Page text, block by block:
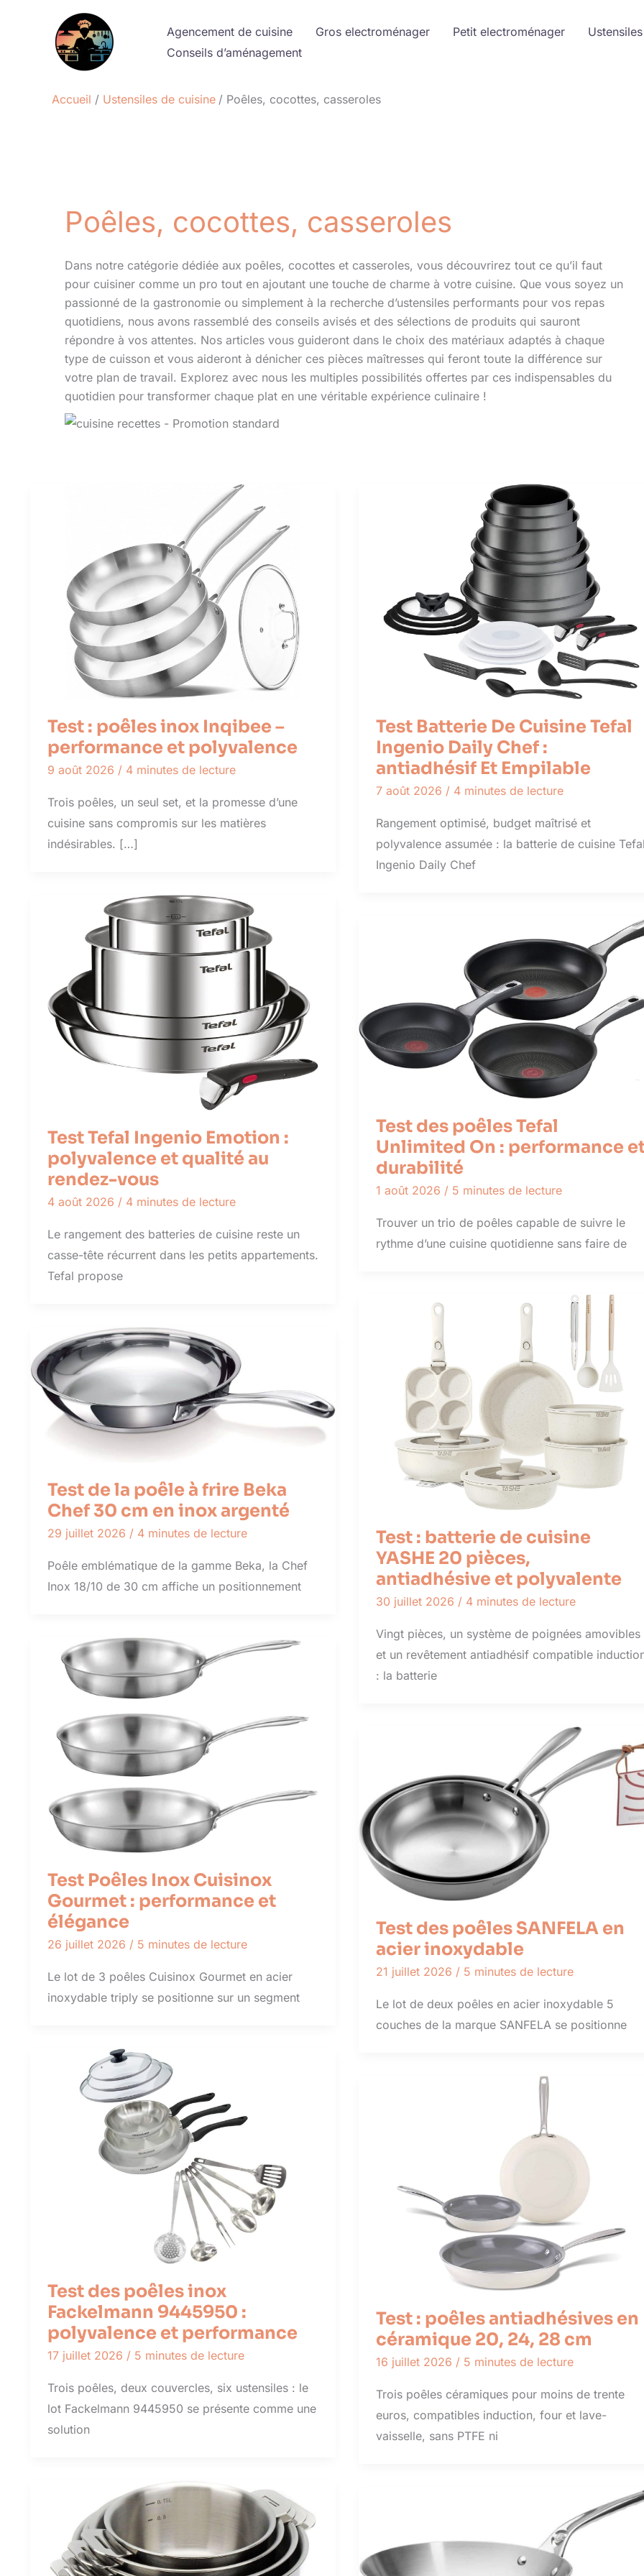
Agencement de cuisine Gros electroménager Petit electroménager
Ustensiles
Conseils d’aménagement
Accueil Ustensiles de cuisine Poêles, cocottes, casseroles
Poêles, cocottes, casseroles
Dans notre catégorie dédiée aux poêles, cocottes et casseroles, vous découvrirez tout ce qu’il faut
pour cuisiner comme un pro tout en ajoutant une touche de charme à votre cuisine. Que vous soyez un
passionné de la gastronomie ou simplement à la recherche d’ustensiles performants pour vos repas
quotidiens, nous avons rassemblé des conseils avisés et des sélections de produits qui sauront
répondre à vos attentes. Nos articles vous guideront dans le choix des matériaux adaptés à chaque
type de cuisson et vous aideront à dénicher ces pièces maîtresses qui feront toute la différence sur
votre plan de travail. Explorez avec nous les multiples possibilités offertes par ces indispensables du
quotidien pour transformer chaque plat en une véritable expérience culinaire !
Test : poêles inox Inqibee –
performance et polyvalence
9 août 2026 / 4 minutes de lecture
Trois poêles, un seul set, et la promesse d’une
cuisine sans compromis sur les matières
indésirables. […]
Test Batterie De Cuisine Tefal
Ingenio Daily Chef :
antiadhésif Et Empilable
7 août 2026 / 4 minutes de lecture
Rangement optimisé, budget maîtrisé et
polyvalence assumée : la batterie de cuisine
Ingenio Daily Chef
Test Tefal Ingenio Emotion :
polyvalence et qualité au
rendez-vous
4 août 2026 / 4 minutes de lecture
Le rangement des batteries de cuisine reste un
casse-tête récurrent dans les petits appartements.
Tefal propose
Test des poêles Tefal
Unlimited On : performance
durabilité
1 août 2026 / 5 minutes de lecture
Trouver un trio de poêles capable de suivre le
rythme d’une cuisine quotidienne sans faire de
Test : batterie de cuisine
YASHE 20 pièces,
antiadhésive et polyvalente
30 juillet 2026 / 4 minutes de lecture
Vingt pièces, un système de poignées amovibles
et un revêtement antiadhésif compatible
: la batterie
Test de la poêle à frire Beka
Chef 30 cm en inox argenté
29 juillet 2026 / 4 minutes de lecture
Poêle emblématique de la gamme Beka, la Chef
Inox 18/10 de 30 cm affiche un positionnement
Test Poêles Inox Cuisinox
Gourmet : performance et
élégance
26 juillet 2026 / 5 minutes de lecture
Le lot de 3 poêles Cuisinox Gourmet en acier
inoxydable triply se positionne sur un segment
Test des poêles SANFELA en
acier inoxydable
21 juillet 2026 / 5 minutes de lecture
Le lot de deux poêles en acier inoxydable 5
couches de la marque SANFELA se positionne
Test des poêles inox
Fackelmann 9445950 :
polyvalence et performance
17 juillet 2026 / 5 minutes de lecture
Trois poêles, deux couvercles, six ustensiles : le
lot Fackelmann 9445950 se présente comme une
solution
Test : poêles antiadhésives en
céramique 20, 24, 28 cm
16 juillet 2026 / 5 minutes de lecture
Trois poêles céramiques pour moins de trente
euros, compatibles induction, four et lave-
vaisselle, sans PTFE ni